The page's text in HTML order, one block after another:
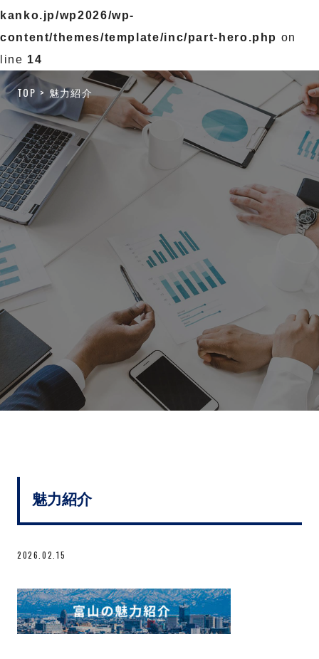
kanko.jp/wp2026/wp-
content/themes/template/inc/part-hero.php on
line 14
TOP 魅力紹介
魅力紹介
2026.02.15